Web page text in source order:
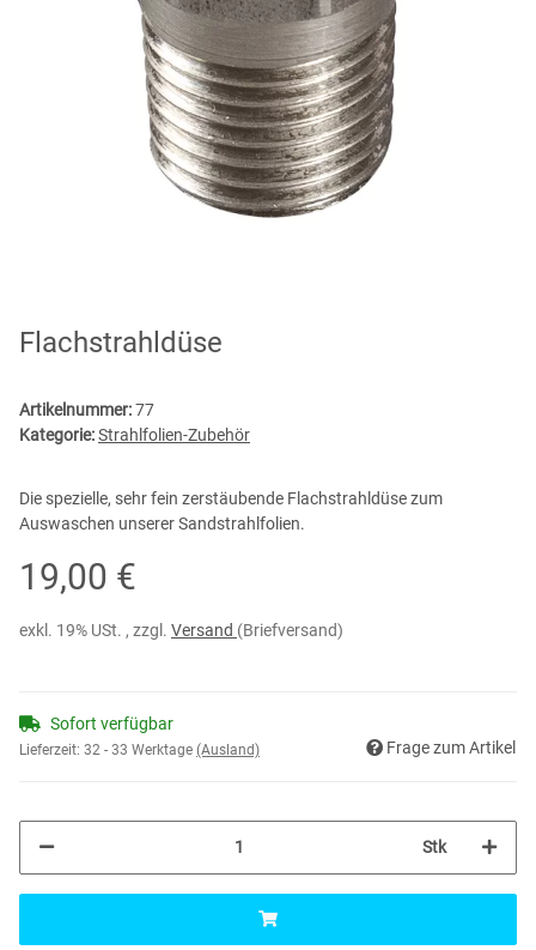
Flachstrahldüse
Artikelnummer:77
Kategorie:Strahlfolien-Zubehör
Die spezielle, sehr fein zerstäubende Flachstrahldüse zum
Auswaschen unserer Sandstrahlfolien.
19,00 €
exkl. 19% USt. , zzgl. Versand (Briefversand)
Sofort verfügbar
Lieferzeit: 32 - 33 Werktage (Ausland) Frage zum Artikel
Stk